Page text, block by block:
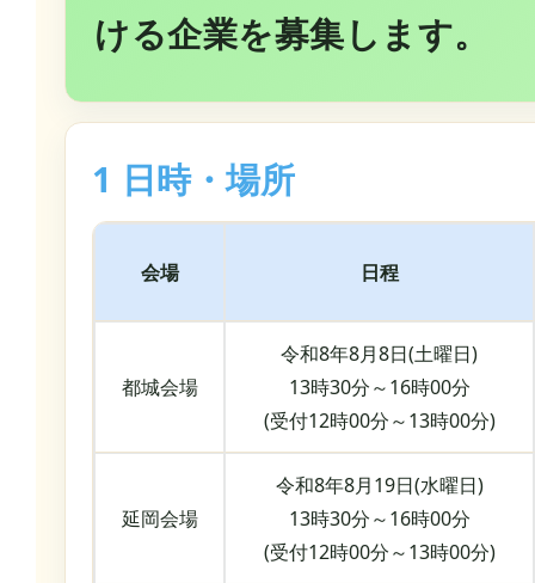
ける企業を募集します。
1 日時・場所
会場 日程
都城会場
令和8年8月8日(土曜日)
13時30分～16時00分
(受付12時00分～13時00分)
延岡会場
令和8年8月19日(水曜日)
13時30分～16時00分
(受付12時00分～13時00分)